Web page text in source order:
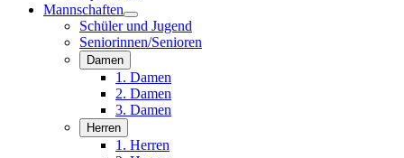
Mannschaften
Schüler und Jugend
Seniorinnen/Senioren
Damen
1. Damen
2. Damen
3. Damen
Herren
1. Herren